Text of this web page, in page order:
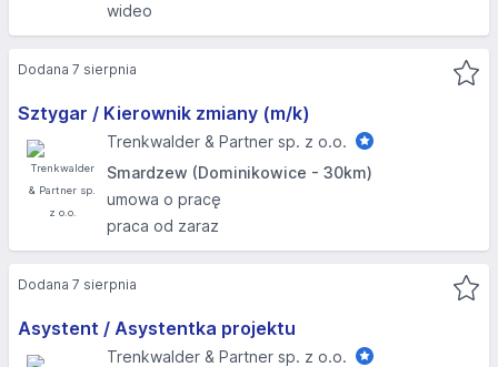
wideo
Sztygar / Kierownik zmiany (m/k)
Trenkwalder & Partner sp. z o.o.
Smardzew (Dominikowice - 30km)
umowa o pracę
praca od zaraz
Dodana 7 sierpnia
Asystent / Asystentka projektu
Trenkwalder & Partner sp. z o.o.
Dodana 7 sierpnia